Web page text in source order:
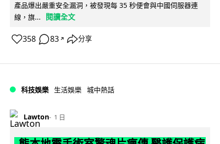
產品爆出嚴重安全漏洞，被發現每 35 秒便會與中國伺服器連
線，旗...
閱讀全文
358 83 ↗ 分享
科技娛樂 生活娛樂 城中熱話
Lawton 1 日